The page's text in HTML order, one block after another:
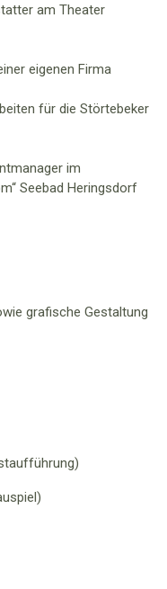
am Theater
eigenen Firma
für die Störtebeker
im
Seebad Heringsdorf
grafische Gestaltung